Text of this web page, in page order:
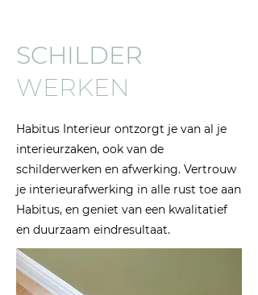
SCHILDER
WERKEN
Habitus Interieur ontzorgt je van al je
interieurzaken, ook van de
schilderwerken en afwerking. Vertrouw
je interieurafwerking in alle rust toe aan
Habitus, en geniet van een kwalitatief
en duurzaam eindresultaat.